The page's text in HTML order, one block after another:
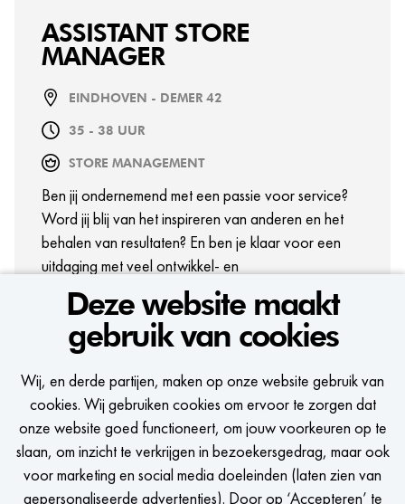
Deze website maakt
gebruik van cookies
Wij, en derde partijen, maken op onze website gebruik van
cookies. Wij gebruiken cookies om ervoor te zorgen dat
onze website goed functioneert, om jouw voorkeuren op te
slaan, om inzicht te verkrijgen in bezoekersgedrag, maar ook
voor marketing en social media doeleinden (laten zien van
gepersonaliseerde advertenties). Door op ‘Accepteren’ te
ASSISTANT STORE
MANAGER
EINDHOVEN - DEMER 42
35 - 38 UUR
STORE MANAGEMENT
Ben jij ondernemend met een passie voor service?
Word jij blij van het inspireren van anderen en het
behalen van resultaten? En ben je klaar voor een
uitdaging met veel ontwikkel- en
groeimogelijkheden? Haal dan alles uit de kast als
Assistant Store Manager bij WE Fashion en take the
lead in fashion!
BEKIJK VACATURE
BEKIJK MEER VACATURES